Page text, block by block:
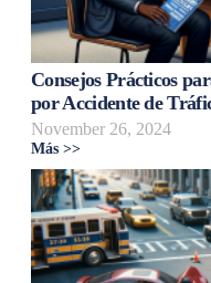
Consejos Prácticos
por Accidente de
November 26, 2024
Más >>